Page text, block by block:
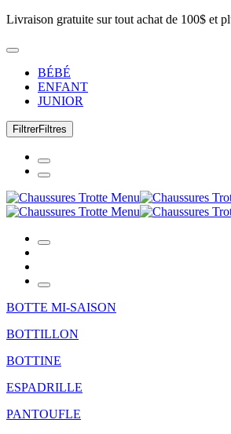
Livraison gratuite sur tout achat de 100$ et
BÉBÉ
ENFANT
JUNIOR
FiltrerFiltres
BOTTE MI-SAISON
BOTTILLON
BOTTINE
ESPADRILLE
PANTOUFLE